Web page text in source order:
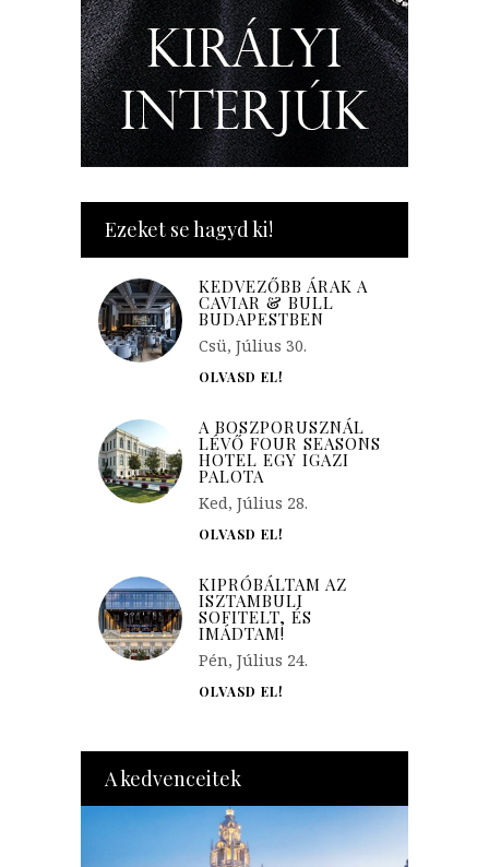
Ezeket se hagyd ki!
KEDVEZŐBB ÁRAK A
CAVIAR & BULL
BUDAPESTBEN
Csü, Július 30.
OLVASD EL!
A BOSZPORUSZNÁL
LÉVŐ FOUR SEASONS
HOTEL EGY IGAZI
PALOTA
Ked, Július 28.
OLVASD EL!
KIPRÓBÁLTAM AZ
ISZTAMBULI
SOFITELT, ÉS
IMÁDTAM!
Pén, Július 24.
OLVASD EL!
A kedvenceitek